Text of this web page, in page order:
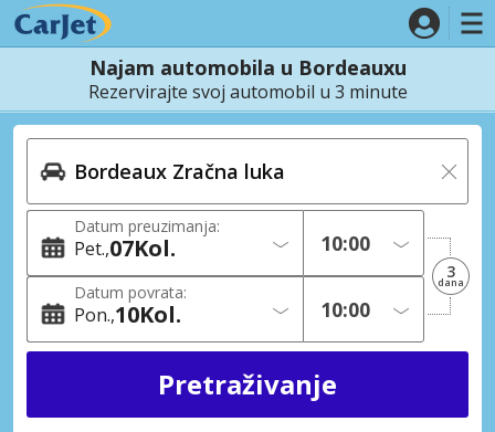
Najam automobila u Bordeauxu
Rezervirajte svoj automobil u 3 minute
Datum preuzimanja:
Pet. 07Kol.
Datum povrata:
Pon. 10Kol.
3
dana